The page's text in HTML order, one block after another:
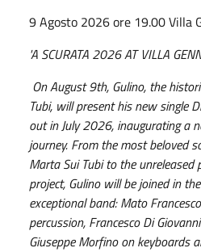
9 Agosto 2026 ore 19.00 Villa
'A SCURATA 2026 AT VILLA
On August 9th, Gulino, the
Tubi, will present his new single
out in July 2026, inaugurating a
journey. From the most beloved
Marta Sui Tubi to the
project, Gulino will be joined in
exceptional band: Mato
percussion, Francesco Di
Giuseppe Morfino on keyboards